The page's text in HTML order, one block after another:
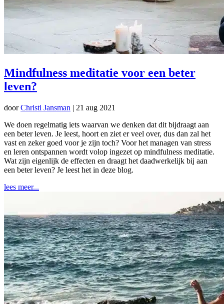
Mindfulness meditatie voor een beter
leven?
doorChristi Jansman | 21 aug 2021
We doen regelmatig iets waarvan we denken dat dit bijdraagt aan
een beter leven. Je leest, hoort en ziet er veel over, dus dan zal het
vast en zeker goed voor je zijn toch? Voor het managen van stress
en leren ontspannen wordt volop ingezet op mindfulness meditatie.
Wat zijn eigenlijk de effecten en draagt het daadwerkelijk bij aan
een beter leven? Je leest het in deze blog.
lees meer...